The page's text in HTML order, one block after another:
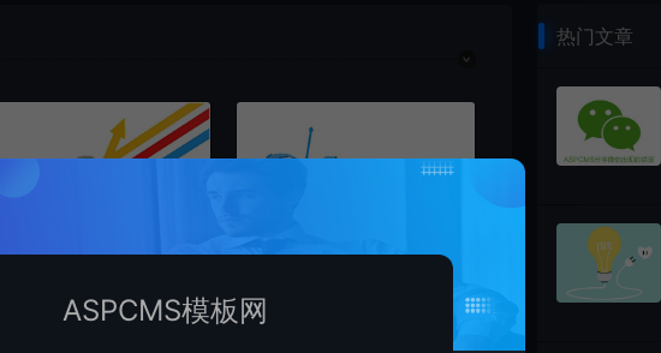
Aspcms如何精简避免黑
Aspcms2.5版本如何升
热门文章
ASPCMS模板网